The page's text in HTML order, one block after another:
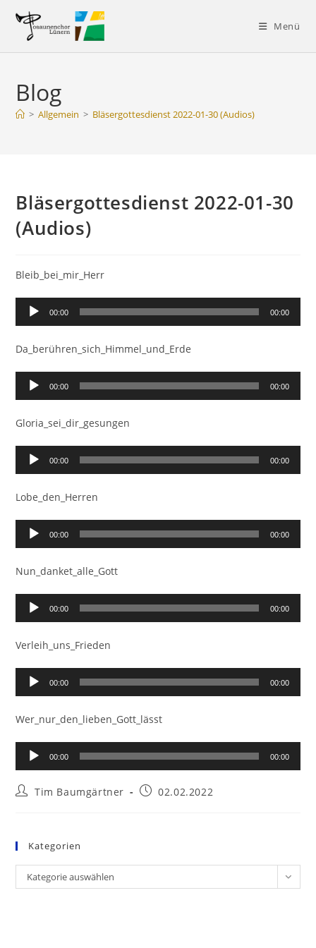
Inhalt
springen
Menü
Blog
> Allgemein > Bläsergottesdienst 2022-01-30 (Audios)
Bläsergottesdienst 2022-01-30
(Audios)
Bleib_bei_mir_Herr
Audio-
Player
00:00 00:00
Da_berühren_sich_Himmel_und_Erde
Audio-
Player
00:00 00:00
Gloria_sei_dir_gesungen
Audio-
Player
00:00 00:00
Lobe_den_Herren
Audio-
Player
00:00 00:00
Nun_danket_alle_Gott
Audio-
Player
00:00 00:00
Verleih_uns_Frieden
Audio-
Player
00:00 00:00
Wer_nur_den_lieben_Gott_lässt
Audio-
Player
00:00 00:00
Beitrags-
Tim Baumgärtner
Beitrag02.02.2022
Kategorien
Kategorien
Kategorie auswählen